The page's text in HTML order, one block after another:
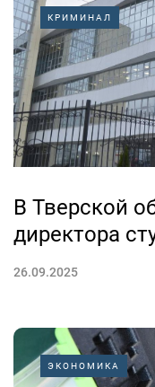
КРИМИНАЛ
В Тверской
директора
26.09.2025
ЭКОНОМИКА